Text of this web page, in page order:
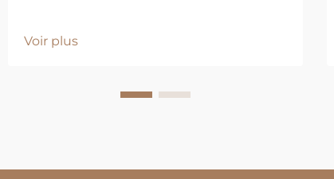
Voir plus